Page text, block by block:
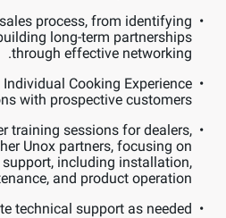
process, from identifying
long-term partnerships
through effective networking.
Cooking Experience
with prospective customers.
training sessions for dealers,
Unox partners, focusing on
support, including installation,
and product operation.
technical support as needed.